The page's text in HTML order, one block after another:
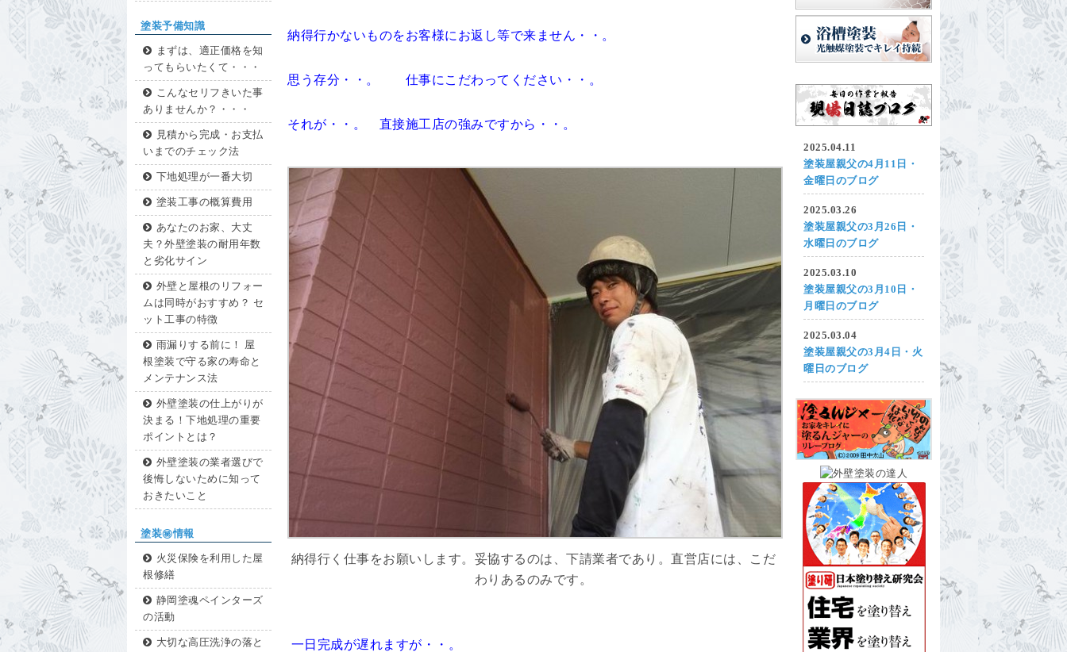
塗装予備知識
まずは、適正価格を知
ってもらいたくて・・・
こんなセリフきいた事
ありませんか？・・・
見積から完成・お支払
いまでのチェック法
下地処理が一番大切
塗装工事の概算費用
あなたのお家、大丈
夫？外壁塗装の耐用年数
と劣化サイン
外壁と屋根のリフォー
ムは同時がおすすめ？ セ
ット工事の特徴
雨漏りする前に！ 屋
根塗装で守る家の寿命と
メンテナンス法
外壁塗装の仕上がりが
決まる！下地処理の重要
ポイントとは？
外壁塗装の業者選びで
後悔しないために知って
おきたいこと
塗装㊙情報
火災保険を利用した屋
根修繕
静岡塗魂ペインターズ
の活動
大切な高圧洗浄の落と
納得行かないものをお客様にお返し等で来ません・・。
思う存分・・。 仕事にこだわってください・・。
それが・・。 直接施工店の強みですから・・。
納得行く仕事をお願いします。妥協するのは、下請業者であり。直営店には、こだ
わりあるのみです。
一日完成が遅れますが・・。
2025.04.11
塗装屋親父の4月11日・
金曜日のブログ
2025.03.26
塗装屋親父の3月26日・
水曜日のブログ
2025.03.10
塗装屋親父の3月10日・
月曜日のブログ
2025.03.04
塗装屋親父の3月4日・火
曜日のブログ